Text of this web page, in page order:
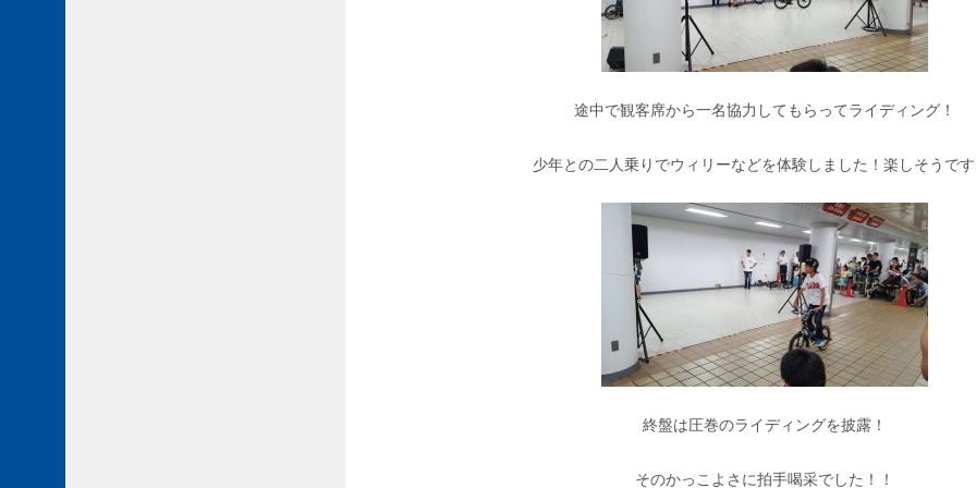
途中で観客席から一名協力してもらってライディング！
少年との二人乗りでウィリーなどを体験しました！楽しそうで
終盤は圧巻のライディングを披露！
そのかっこよさに拍手喝采でした！！